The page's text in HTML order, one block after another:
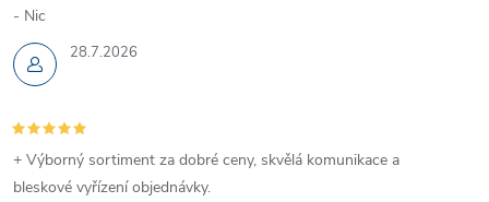
28.7.2026
- Nic
+ Výborný sortiment za dobré ceny, skvělá komunikace a
bleskové vyřízení objednávky.